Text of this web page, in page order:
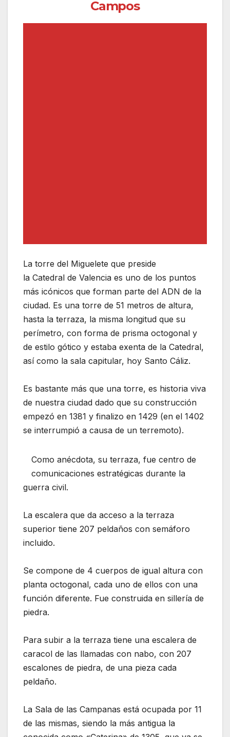
Campos
La torre del Miguelete que preside
la Catedral de Valencia es uno de los puntos
más icónicos que forman parte del ADN de la
ciudad. Es una torre de 51 metros de altura,
hasta la terraza, la misma longitud que su
perímetro, con forma de prisma octogonal y
de estilo gótico y estaba exenta de la Catedral,
así como la sala capitular, hoy Santo Cáliz.
Es bastante más que una torre, es historia viva
de nuestra ciudad dado que su construcción
empezó en 1381 y finalizo en 1429 (en el 1402
se interrumpió a causa de un terremoto).
Como anécdota, su terraza, fue centro de
comunicaciones estratégicas durante la
guerra civil.
La escalera que da acceso a la terraza
superior tiene 207 peldaños con semáforo
incluido.
Se compone de 4 cuerpos de igual altura con
planta octogonal, cada uno de ellos con una
función diferente. Fue construida en sillería de
piedra.
Para subir a la terraza tiene una escalera de
caracol de las llamadas con nabo, con 207
escalones de piedra, de una pieza cada
peldaño.
La Sala de las Campanas está ocupada por 11
de las mismas, siendo la más antigua la